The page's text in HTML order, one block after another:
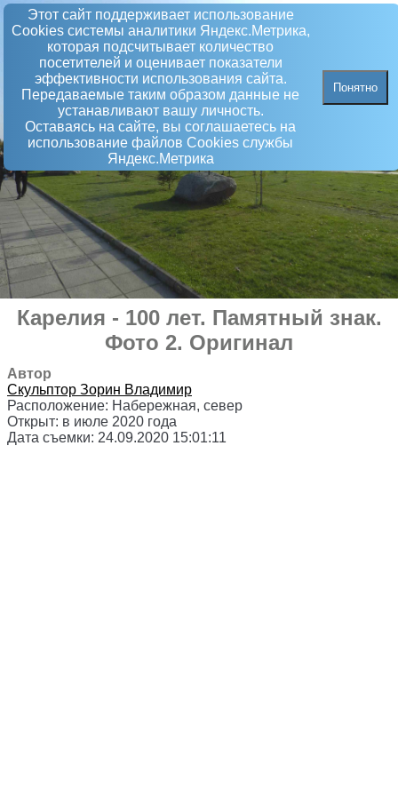
Этот сайт поддерживает использование
Сookies системы аналитики Яндекс.Метрика,
которая подсчитывает количество
посетителей и оценивает показатели
эффективности использования сайта.
Передаваемые таким образом данные не
устанавливают вашу личность.
Оставаясь на сайте, вы соглашаетесь на
использование файлов Сookies службы
Яндекс.Метрика
Понятно
Карелия - 100 лет. Памятный знак.
Фото 2. Оригинал
Автор
Скульптор Зорин Владимир
Расположение: Набережная, север
Открыт: в июле 2020 года
Дата съемки: 24.09.2020 15:01:11